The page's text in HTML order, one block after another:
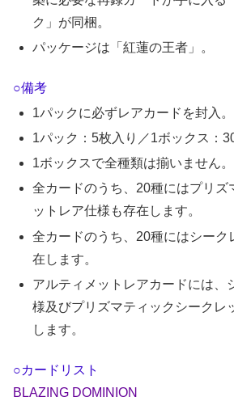
ク」が同梱。
パッケージは「紅蓮の王者」。
○備考
1パックに必ずレアカードを封入。
1パック：5枚入り／1ボックス：
1ボックスで全種類は揃いません。
全カードのうち、20種にはプリズ
ットレア仕様も存在します。
全カードのうち、20種にはシーク
在します。
アルティメットレアカードには、
様及びプリズマティックシークレ
します。
○カードリスト
BLAZING DOMINION